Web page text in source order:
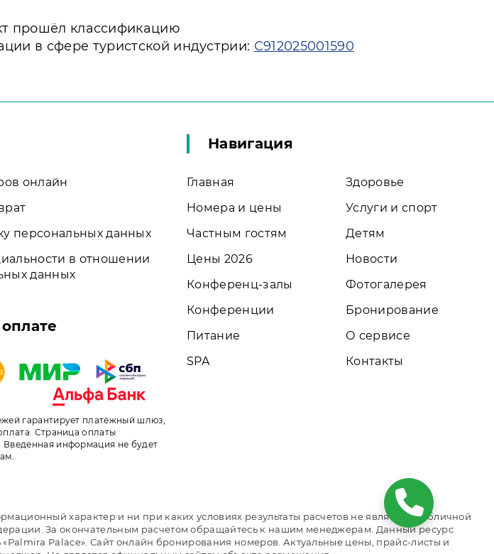
прошёл классификацию
в сфере туристской индустрии: С912025001590
онлайн
персональных данных
в отношении
данных
гарантирует платёжный шлюз,
Страница оплаты
информация не будет
Навигация
Главная
Номера и цены
Частным гостям
Цены 2026
Конференц-залы
Конференции
Питание
SPA
Здоровье
Услуги и спорт
Детям
Новости
Фотогалерея
Бронирование
О сервисе
Контакты
характер и ни при каких условиях результаты расчетов не являются публичной
За окончательным расчетом обращайтесь к нашим менеджерам. Данный ресурс
Palace». Сайт онлайн бронирования номеров. Актуальные цены, прайс-листы и